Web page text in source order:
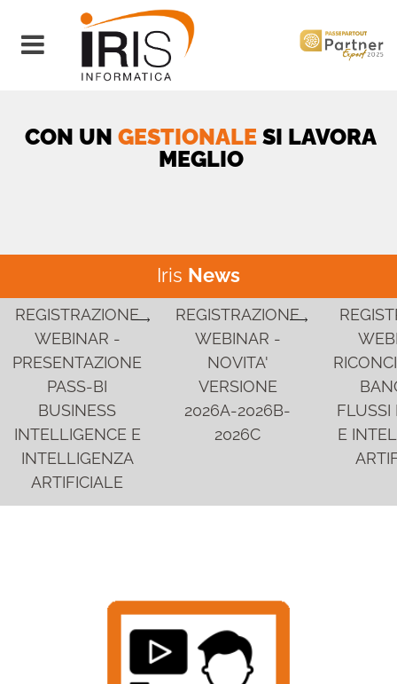
Open menu
CON UN GESTIONALE SI LAVORA
MEGLIO
Iris News
REGISTRAZIONE
WEBINAR -
PRESENTAZIONE
PASS-BI
BUSINESS
INTELLIGENCE E
INTELLIGENZA
ARTIFICIALE
REGISTRAZIONE
WEBINAR -
NOVITA'
VERSIONE
2026A-2026B-
2026C
FLUSSI
E